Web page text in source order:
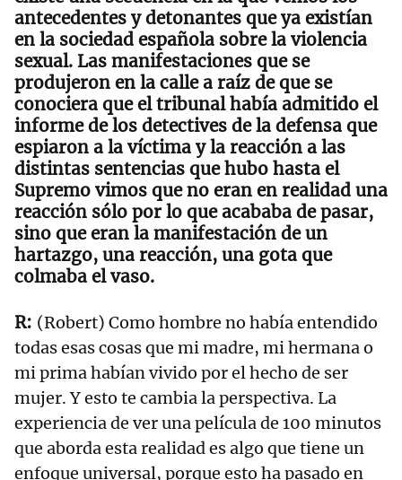
antecedentes y detonantes que ya existían
en la sociedad española sobre la violencia
sexual. Las manifestaciones que se
produjeron en la calle a raíz de que se
conociera que el tribunal había admitido el
informe de los detectives de la defensa que
espiaron a la víctima y la reacción a las
distintas sentencias que hubo hasta el
Supremo vimos que no eran en realidad una
reacción sólo por lo que acababa de pasar,
sino que eran la manifestación de un
hartazgo, una reacción, una gota que
colmaba el vaso.
(Robert) Como hombre no había entendido
todas esas cosas que mi madre, mi hermana o
mi prima habían vivido por el hecho de ser
mujer. Y esto te cambia la perspectiva. La
experiencia de ver una película de 100 minutos
que aborda esta realidad es algo que tiene un
enfoque universal, porque esto ha pasado en